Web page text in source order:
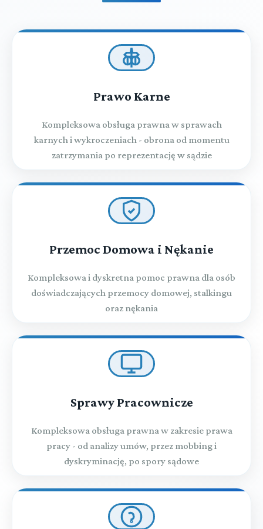
Prawo Karne
Kompleksowa obsługa prawna w sprawach
karnych i wykroczeniach - obrona od momentu
zatrzymania po reprezentację w sądzie
Przemoc Domowa i Nękanie
Kompleksowa i dyskretna pomoc prawna dla osób
doświadczających przemocy domowej, stalkingu
oraz nękania
Sprawy Pracownicze
Kompleksowa obsługa prawna w zakresie prawa
pracy - od analizy umów, przez mobbing i
dyskryminację, po spory sądowe